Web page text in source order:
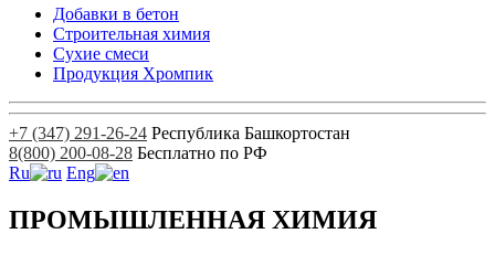
Добавки в бетон
Строительная химия
Сухие смеси
Продукция Хромпик
+7 (347) 291-26-24 Республика Башкортостан
8(800) 200-08-28 Бесплатно по РФ
Ru
Eng
ПРОМЫШЛЕННАЯ ХИМИЯ